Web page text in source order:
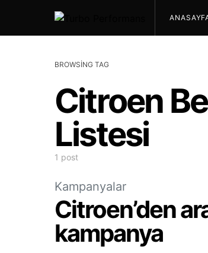
BROWSING TAG
Citroen
Listesi
1 post
Kampanyalar
Citroen’den
kampanya